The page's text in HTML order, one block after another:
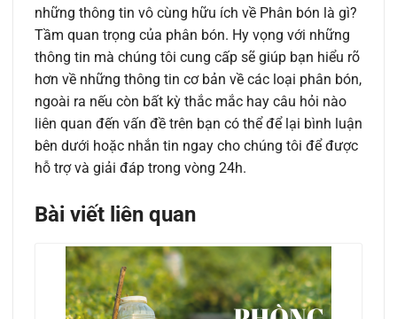
những thông tin vô cùng hữu ích về Phân bón là gì?
Tầm quan trọng của phân bón. Hy vọng với những
thông tin mà chúng tôi cung cấp sẽ giúp bạn hiểu rõ
hơn về những thông tin cơ bản về các loại phân bón,
ngoài ra nếu còn bất kỳ thắc mắc hay câu hỏi nào
liên quan đến vấn đề trên bạn có thể để lại bình luận
bên dưới hoặc nhắn tin ngay cho chúng tôi để được
hỗ trợ và giải đáp trong vòng 24h.
Bài viết liên quan